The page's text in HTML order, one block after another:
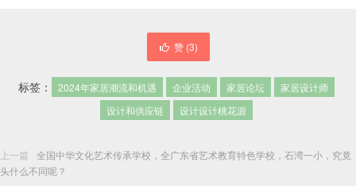
赞 (3)
标签： 2024年家居潮流和机遇 企业活动 家居论坛
家居设计师
设计和供应链
设计设计桃花源
上一篇
全国中华文化艺术传承学校，全广东省艺术教育特色学校，石湾一小，究竟
头什么不同呢？